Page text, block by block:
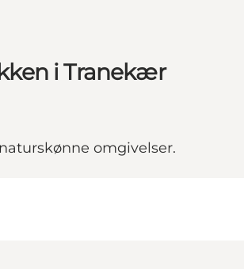
i Tranekær
omgivelser.